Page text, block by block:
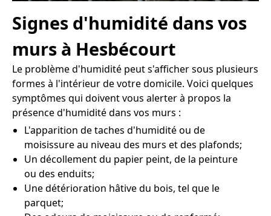
Signes d'humidité dans vos
murs à Hesbécourt
Le problème d'humidité peut s'afficher sous plusieurs
formes à l'intérieur de votre domicile. Voici quelques
symptômes qui doivent vous alerter à propos la
présence d'humidité dans vos murs :
L'apparition de taches d'humidité ou de
moisissure au niveau des murs et des plafonds;
Un décollement du papier peint, de la peinture
ou des enduits;
Une détérioration hâtive du bois, tel que le
parquet;